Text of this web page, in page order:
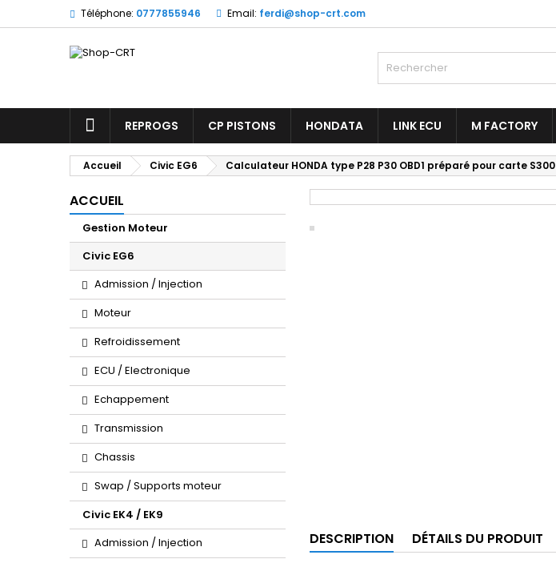
Téléphone: 0777855946 Email: ferdi@shop-crt.com
REPROGS CP PISTONS HONDATA LINK ECU M FACTORY
Accueil Civic EG6 Calculateur HONDA type P28 P30 OBD1 préparé pour carte S300
ACCUEIL
Gestion Moteur
Civic EG6
Admission / Injection
Moteur
Refroidissement
ECU / Electronique
Echappement
Transmission
Chassis
Swap / Supports moteur
Civic EK4 / EK9
Admission / Injection
DESCRIPTION DÉTAILS DU PRODUIT